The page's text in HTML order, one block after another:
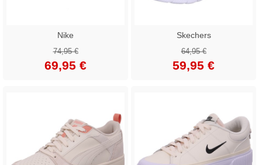
Nike
74,95 €
69,95 €
Skechers
64,95 €
59,95 €